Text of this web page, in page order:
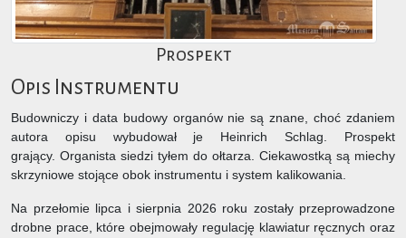
Prospekt
Opis Instrumentu
Budowniczy i data budowy organów nie są znane, choć zdaniem
autora opisu wybudował je Heinrich Schlag. Prospekt
grający. Organista siedzi tyłem do ołtarza. Ciekawostką są miechy
skrzyniowe stojące obok instrumentu i system kalikowania.
Na przełomie lipca i sierpnia 2026 roku zostały przeprowadzone
drobne prace, które obejmowały regulację klawiatur ręcznych oraz